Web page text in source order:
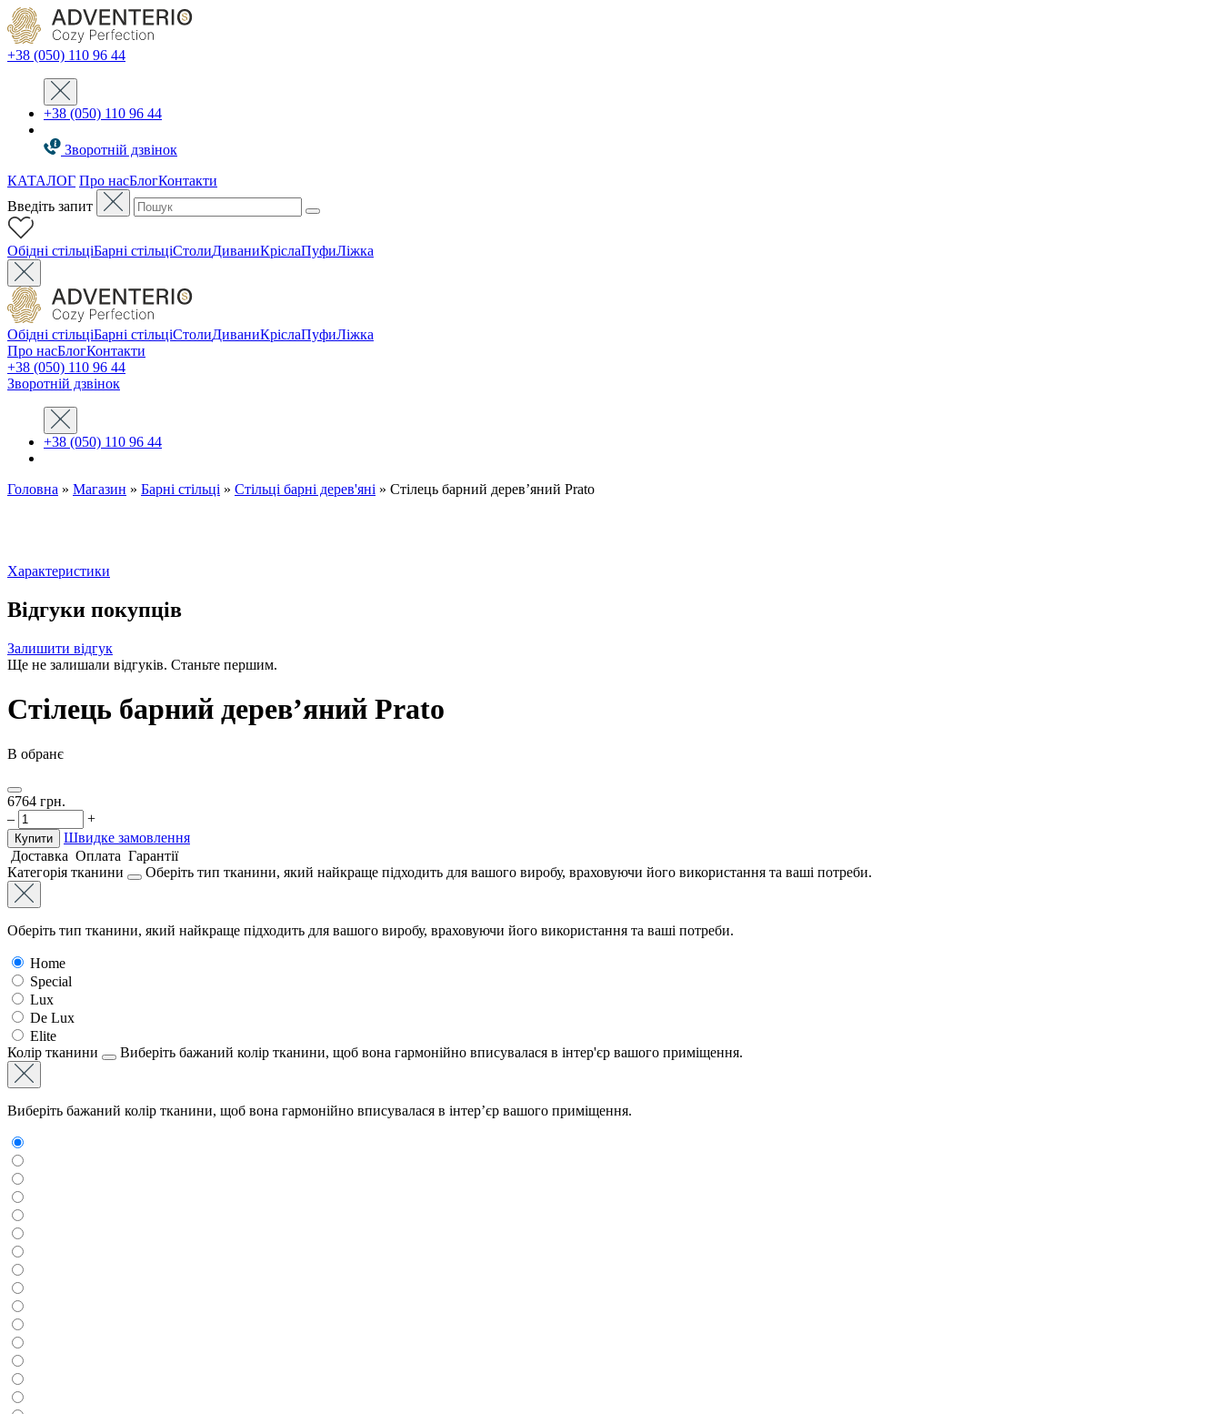
+38 (050) 110 96 44
+38 (050) 110 96 44
Зворотній дзвінок
КАТАЛОГ Про насБлогКонтакти
Введіть запит
Oбідні стільціБарні стільціСтолиДиваниКріслаПуфиЛіжка
Oбідні стільціБарні стільціСтолиДиваниКріслаПуфиЛіжка
Про насБлогКонтакти
+38 (050) 110 96 44
Зворотній дзвінок
+38 (050) 110 96 44
Головна » Магазин » Барні стільці » Стільці барні дерев'яні » Стілець барний дерев’яний Prato
Характеристики
Відгуки покупців
Залишити відгук
Ще не залишали відгуків. Станьте першим.
Стілець барний дерев’яний Prato
В обранє
6764 грн.
–
+
Купити
Швидке замовлення
Доставка Оплата Гарантії
Категорія тканини
Оберіть тип тканини, який найкраще підходить для вашого виробу, враховуючи його використання та ваші потреби.
Оберіть тип тканини, який найкраще підходить для вашого виробу, враховуючи його використання та ваші потреби.
Home
Special
Lux
De Lux
Elite
Колір тканини
Виберіть бажаний колір тканини, щоб вона гармонійно вписувалася в інтер'єр вашого приміщення.
Виберіть бажаний колір тканини, щоб вона гармонійно вписувалася в інтер’єр вашого приміщення.